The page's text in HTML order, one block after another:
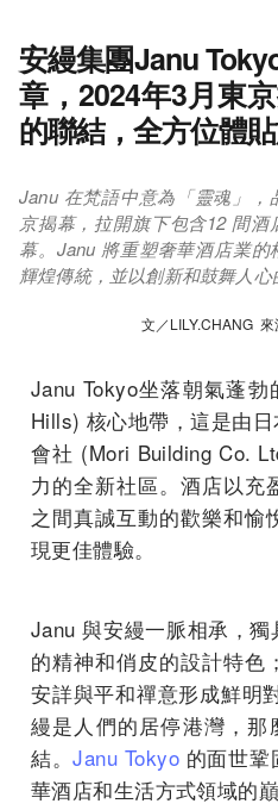
安縵集團Janu
章，2024年3月東
的聯結，全方位體貼
Janu 在梵語中意為「靈魂」
京揭幕，拉開旗下包含12 間
幕。Janu 將重塑奢華酒店業
輝煌傳統，並以創新和鼓舞人心
文／LILY.CHANG
Janu Tokyo坐落朝氣蓬勃
Hills) 核心地帶，這是由
會社 (Mori Building Co.
力的全新社區。 酒店以充
之間真誠互動的歡樂和愉
現更佳體驗。
Janu 與安縵一脈相承，獨
的精神和俏皮的設計特色；
安詳與平和禪意形成鮮明
縵是人們的居停港灣，
結。Janu Tokyo 的面世鞏
華酒店和生活方式領域的